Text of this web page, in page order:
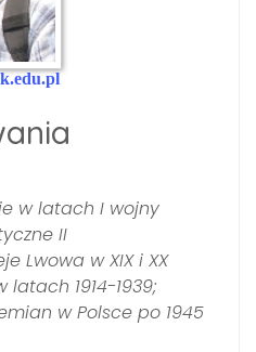
w latach I wojny
II
Lwowa w XIX i XX
latach 1914-1939;
w Polsce po 1945